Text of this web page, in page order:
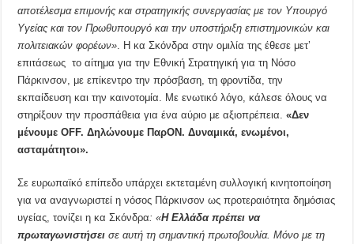
αποτέλεσμα επιμονής και στρατηγικής συνεργασίας με τον Υπουργό
Υγείας και τον Πρωθυπουργό και την υποστήριξη επιστημονικών και
πολιτειακών φορέων» . Η κα Σκόνδρα στην ομιλία της έθεσε μετ’
επιτάσεως το αίτημα για την Εθνική Στρατηγική για τη Νόσο
Πάρκινσον, με επίκεντρο την πρόσβαση, τη φροντίδα, την
εκπαίδευση και την καινοτομία. Με ενωτικό λόγο, κάλεσε όλους να
στηρίξουν την προσπάθεια για ένα αύριο με αξιοπρέπεια.«Δεν
μένουμεOFF. Δηλώνουμε ΠαρON. Δυναμικά, ενωμένοι,
ασταμάτητοι».
Σε ευρωπαϊκό επίπεδο υπάρχει εκτεταμένη συλλογική κινητοποίηση
για να αναγνωριστεί η νόσος Πάρκινσον ως προτεραιότητα δημόσιας
υγείας, τονίζει η κα Σκόνδρα: «Η Ελλάδα πρέπει να
πρωταγωνιστήσεισε αυτή τη σημαντική πρωτοβουλία. Μόνομε τη